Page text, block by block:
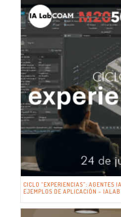
CICLO “EXPERIENCIAS”: AGENTES
EJEMPLOS DE APLICACIÓN – IALAB